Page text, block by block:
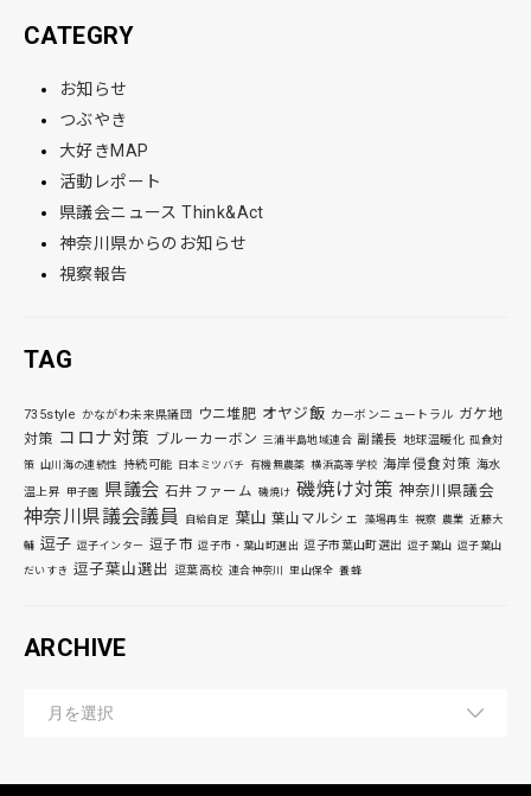
CATEGRY
お知らせ
つぶやき
大好きMAP
活動レポート
県議会ニュース Think&Act
神奈川県からのお知らせ
視察報告
TAG
735style かながわ未来県議団 ウニ堆肥 オヤジ飯 カーボンニュートラル ガケ地
対策 コロナ対策 ブルーカーボン 三浦半島地域連合 副議長 地球温暖化 孤食対
策 山川海の連続性 持続可能 日本ミツバチ 有機無農薬 横浜高等学校 海岸侵食対策 海水
温上昇 甲子園 県議会 石井ファーム 磯焼け 磯焼け対策 神奈川県議会
神奈川県議会議員 自給自足 葉山 葉山マルシェ 藻場再生 視察 農業 近藤大
輔 逗子 逗子インター 逗子市 逗子市・葉山町選出 逗子市葉山町選出 逗子葉山 逗子葉山
だいすき 逗子葉山選出 逗葉高校 連合神奈川 里山保全 養蜂
ARCHIVE